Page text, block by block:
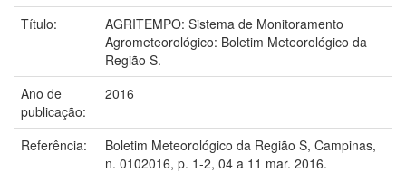
Título:
AGRITEMPO: Sistema de Monitoramento
Agrometeorológico: Boletim Meteorológico da
Região S.
Ano de
publicação:
2016
Referência:
Boletim Meteorológico da Região S, Campinas,
n. 0102016, p. 1-2, 04 a 11 mar. 2016.